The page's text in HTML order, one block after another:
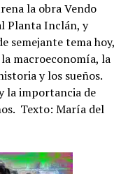
la obra Vendo
Planta Inclán, y
semejante tema hoy,
macroeconomía, la
y los sueños.
la importancia de
Texto: María del